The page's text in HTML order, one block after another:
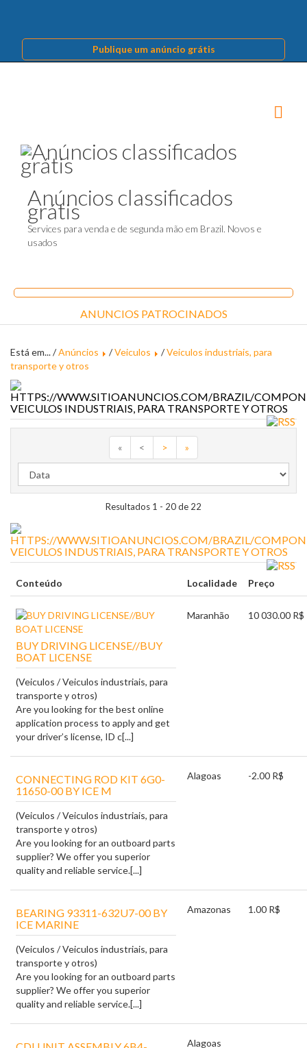
Publique um anúncio grátis
Anúncios classificados
grátis
Services para venda e de segunda mão em Brazil. Novos e
usados
ANUNCIOS PATROCINADOS
Está em... /Anúncios /Veiculos /Veiculos industriais, para
transporte y otros
VEICULOS INDUSTRIAIS, PARA TRANSPORTE Y OTROS
« < > »
Resultados 1 - 20 de 22
VEICULOS INDUSTRIAIS, PARA TRANSPORTE Y OTROS
Conteúdo Localidade Preço
BUY DRIVING LICENSE//BUY
BOAT LICENSE
(Veiculos / Veiculos industriais, para
transporte y otros)
Are you looking for the best online
application process to apply and get
your driver’s license, ID c[...]
Maranhão 10 030.00 R$
CONNECTING ROD KIT 6G0-
11650-00 BY ICE M
(Veiculos / Veiculos industriais, para
transporte y otros)
Are you looking for an outboard parts
supplier? We offer you superior
quality and reliable service.[...]
Alagoas -2.00 R$
BEARING 93311-632U7-00 BY
ICE MARINE
(Veiculos / Veiculos industriais, para
transporte y otros)
Are you looking for an outboard parts
supplier? We offer you superior
quality and reliable service.[...]
Amazonas 1.00 R$
Alagoas